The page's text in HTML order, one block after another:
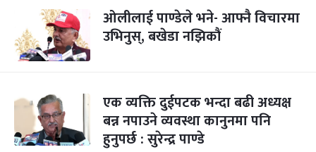
ओलीलाई पाण्डेले भने- आफ्नै विचारमा
उभिनुस्, बखेडा नझिकौं
एक व्यक्ति दुईपटक भन्दा बढी अध्यक्ष
बन्न नपाउने व्यवस्था कानुनमा पनि
हुनुपर्छ : सुरेन्द्र पाण्डे